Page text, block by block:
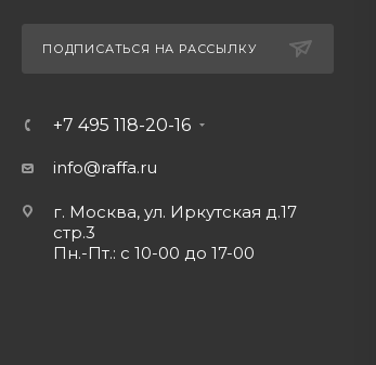
ПОДПИСАТЬСЯ НА РАССЫЛКУ
+7 495 118-20-16
info@raffa.ru
г. Москва, ул. Иркутская д.17
стр.3
Пн.-Пт.: с 10-00 до 17-00